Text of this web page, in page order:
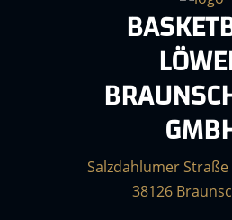
Salzdahlumer Straße
38126